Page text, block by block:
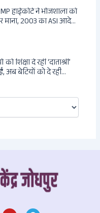
हाईकोर्ट ने भोजशाला को
माना, 2003 का ASI आदेश
शिक्षा दे रहीं ‘दाताश्री’
बेटियों को दे रही
Y T